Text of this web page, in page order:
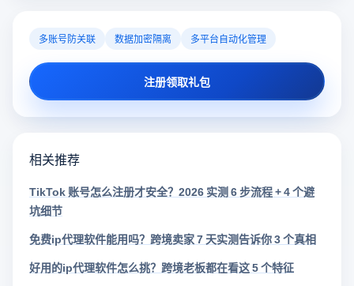
多账号防关联 数据加密隔离 多平台自动化管理
注册领取礼包
相关推荐
TikTok 账号怎么注册才安全？2026 实测 6 步流程 + 4 个避
坑细节
免费ip代理软件能用吗？跨境卖家 7 天实测告诉你 3 个真相
好用的ip代理软件怎么挑？跨境老板都在看这 5 个特征